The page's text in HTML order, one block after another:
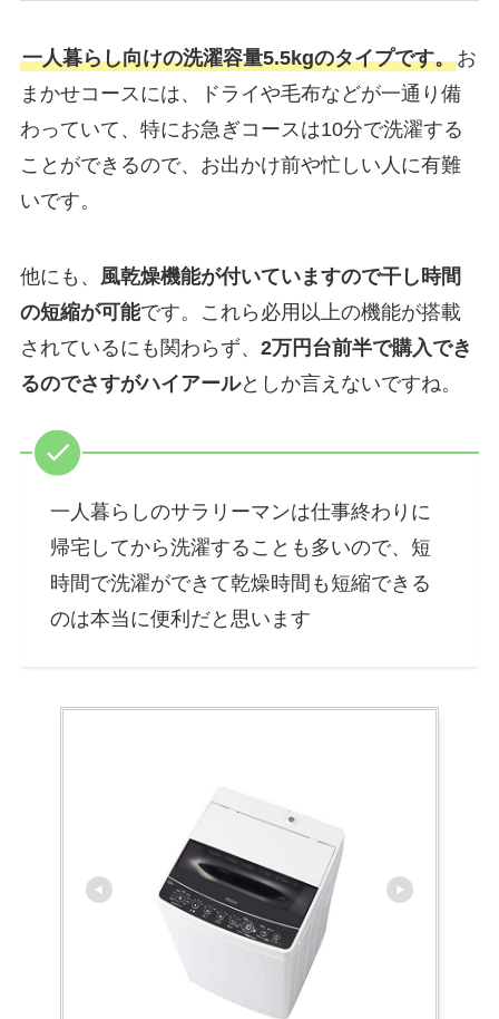
一人暮らし向けの洗濯容量5.5kgのタイプです。お
まかせコースには、ドライや毛布などが一通り備
わっていて、特にお急ぎコースは10分で洗濯する
ことができるので、お出かけ前や忙しい人に有難
いです。
他にも、 風乾燥機能が付いていますので干し時間
の短縮が可能です。これら必用以上の機能が搭載
されているにも関わらず、 2万円台前半で購入でき
るのでさすがハイアールとしか言えないですね。
一人暮らしのサラリーマンは仕事終わりに
帰宅してから洗濯することも多いので、短
時間で洗濯ができて乾燥時間も短縮できる
のは本当に便利だと思います